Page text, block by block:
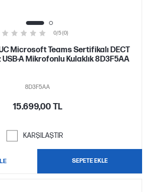
0/5 (0)
Microsoft Teams Sertifikalı DECT
A Mikrofonlu Kulaklık 8D3F5AA
8D3F5AA
15.699,00 TL
KARŞILAŞTIR
SEPETE EKLE